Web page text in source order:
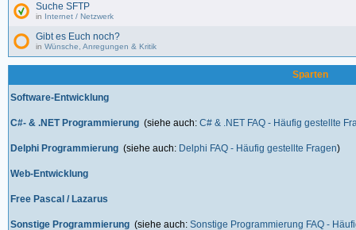
Suche SFTP
in Internet / Netzwerk
Gibt es Euch noch?
in Wünsche, Anregungen & Kritik
Sparten
Software-Entwicklung
C#- & .NET Programmierung (siehe auch: C# & .NET FAQ - Häufig gestellte
Delphi Programmierung (siehe auch: Delphi FAQ - Häufig gestellte Fragen)
Web-Entwicklung
Free Pascal / Lazarus
Sonstige Programmierung (siehe auch: Sonstige Programmierung FAQ -